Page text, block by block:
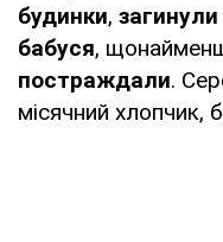
будинки,
бабуся,
постраждали.
місячний хлопчик,